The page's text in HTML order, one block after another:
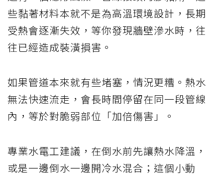
些黏著材料本就不是為高溫環境設計，長期
受熱會逐漸失效，等你發現牆壁滲水時，往
往已經造成裝潢損害。
如果管道本來就有些堵塞，情況更糟。熱水
無法快速流走，會長時間停留在同一段管線
內，等於對脆弱部位「加倍傷害」。
專業水電工建議，在倒水前先讓熱水降溫，
或是一邊倒水一邊開冷水混合；這個小動